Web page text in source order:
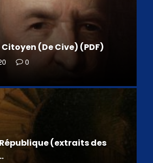
Citoyen (De Cive) (PDF)
0
(extraits des